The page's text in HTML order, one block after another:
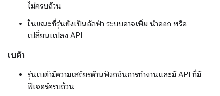
ไม่ครบถ้วน
ในขณะที่รุ่นยังเป็นอัลฟ่า ระบบอาจเพิ่ม นำออก หรือ
เปลี่ยนแปลง API
เบต้า
รุ่นเบต้ามีความเสถียรด้านฟังก์ชันการทำงานและมี API ที่มี
ฟีเจอร์ครบถ้วน